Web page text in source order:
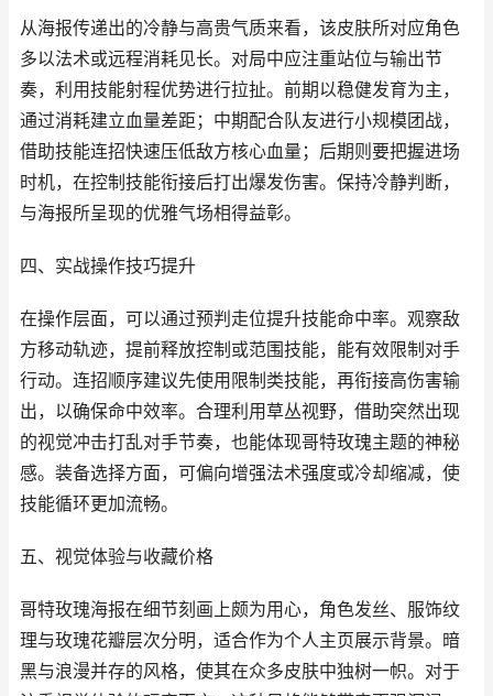
从海报传递出的冷静与高贵气质来看，该皮肤所对应角色
多以法术或远程消耗见长。对局中应注重站位与输出节
奏，利用技能射程优势进行拉扯。前期以稳健发育为主，
通过消耗建立血量差距；中期配合队友进行小规模团战，
借助技能连招快速压低敌方核心血量；后期则要把握进场
时机，在控制技能衔接后打出爆发伤害。保持冷静判断，
与海报所呈现的优雅气场相得益彰。
四、实战操作技巧提升
在操作层面，可以通过预判走位提升技能命中率。观察敌
方移动轨迹，提前释放控制或范围技能，能有效限制对手
行动。连招顺序建议先使用限制类技能，再衔接高伤害输
出，以确保命中效率。合理利用草丛视野，借助突然出现
的视觉冲击打乱对手节奏，也能体现哥特玫瑰主题的神秘
感。装备选择方面，可偏向增强法术强度或冷却缩减，使
技能循环更加流畅。
五、视觉体验与收藏价格
哥特玫瑰海报在细节刻画上颇为用心，角色发丝、服饰纹
理与玫瑰花瓣层次分明，适合作为个人主页展示背景。暗
黑与浪漫并存的风格，使其在众多皮肤中独树一帜。对于